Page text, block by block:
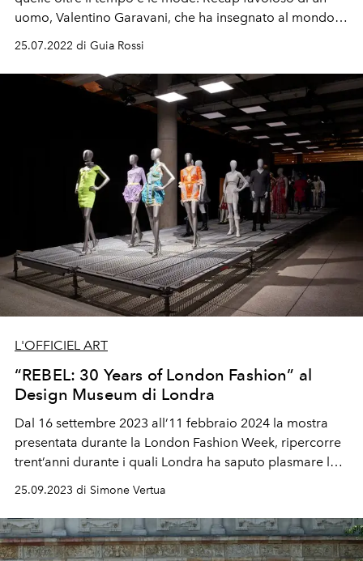
uomo, Valentino Garavani, che ha insegnato al mondo
cos'è l'eleganza e che oggi, nel passaggio di testimone,
25.07.2022 di Guia Rossi
L'OFFICIEL ART
“REBEL: 30 Years of London Fashion” al
Design Museum di Londra
Dal 16 settembre 2023 all’11 febbraio 2024 la mostra
presentata durante la London Fashion Week, ripercorre
trent’anni durante i quali Londra ha saputo plasmare la
moda a livello internazionale attraverso i suoi giovani
25.09.2023 di Simone Vertua